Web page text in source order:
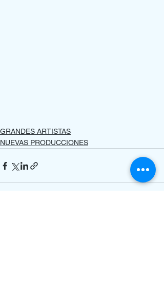
GRANDES ARTISTAS
NUEVAS PRODUCCIONES